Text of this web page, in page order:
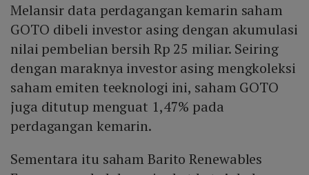
Melansir data perdagangan kemarin saham
GOTO dibeli investor asing dengan akumulasi
nilai pembelian bersih Rp 25 miliar. Seiring
dengan maraknya investor asing mengkoleksi
saham emiten teeknologi ini, saham GOTO
juga ditutup menguat 1,47% pada
perdagangan kemarin.
Sementara itu saham Barito Renewables